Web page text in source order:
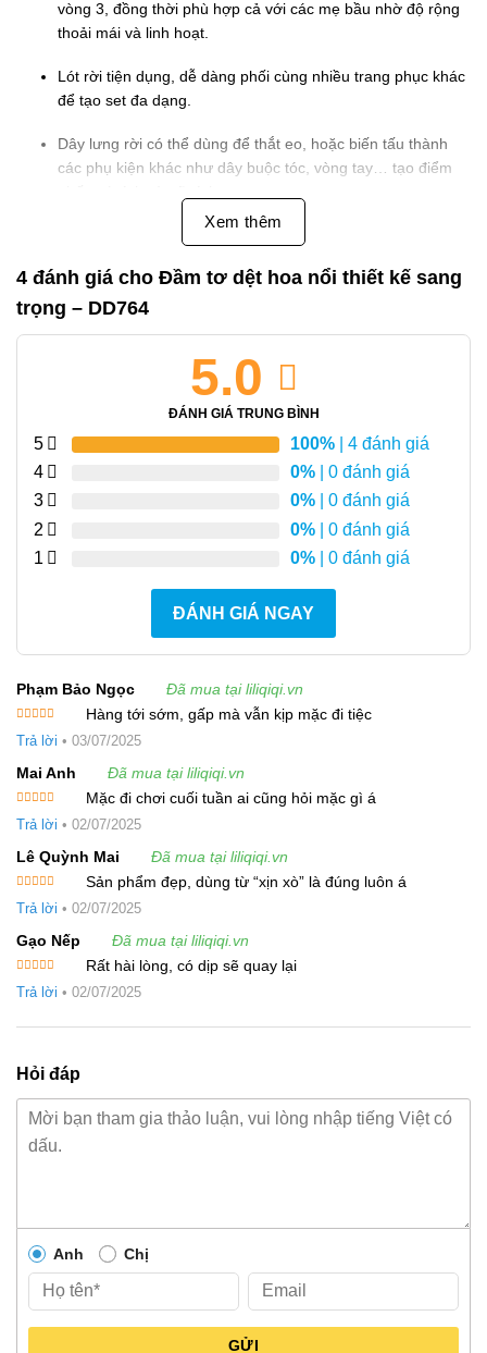
vòng 3, đồng thời phù hợp cả với các mẹ bầu nhờ độ rộng
thoải mái và linh hoạt.
Lót rời tiện dụng, dễ dàng phối cùng nhiều trang phục khác
để tạo set đa dạng.
Dây lưng rời có thể dùng để thắt eo, hoặc biến tấu thành
các phụ kiện khác như dây buộc tóc, vòng tay… tạo điểm
Chất liệu tơ hoa nổi cao cấp mềm mại, mát nhẹ, tạo cảm
giác dễ chịu khi mặc.
Form dáng rộng thoải mái, tôn dáng mà vẫn che phủ
khuyết điểm hiệu quả.
Dây lưng đa năng, tăng tính linh hoạt trong cách phối đồ và
Tính ứng dụng:
Phù hợp cho nhiều hoàn cảnh như đi làm, đi chơi, du lịch hay các
dịp cần sự thoải mái nhưng vẫn thời trang. Có thể phối cùng
sandal, giày búp bê hoặc giày cao gót để tạo phong cách nhẹ
nhàng, thanh lịch hoặc năng động, cá tính.
Xem thêm
4 đánh giá cho Đầm tơ dệt hoa nổi thiết kế sang
trọng – DD764
5.0
ĐÁNH GIÁ TRUNG BÌNH
5 100% | 4 đánh giá
4
0% | 0 đánh giá
3
0% | 0 đánh giá
2
0% | 0 đánh giá
1
0% | 0 đánh giá
ĐÁNH GIÁ NGAY
Phạm Bảo Ngọc Đã mua tại liliqiqi.vn
hạng55
Hàng tới sớm, gấp mà vẫn kịp mặc đi tiệc
Trả lời • 03/07/2025
Mai Anh Đã mua tại liliqiqi.vn
hạng55
Mặc đi chơi cuối tuần ai cũng hỏi mặc gì á
Trả lời • 02/07/2025
Lê Quỳnh Mai Đã mua tại liliqiqi.vn
hạng55
Sản phẩm đẹp, dùng từ “xịn xò” là đúng luôn á
Trả lời • 02/07/2025
Gạo Nếp Đã mua tại liliqiqi.vn
hạng55
Rất hài lòng, có dịp sẽ quay lại
Trả lời • 02/07/2025
Hỏi đáp
Anh Chị
GỬI